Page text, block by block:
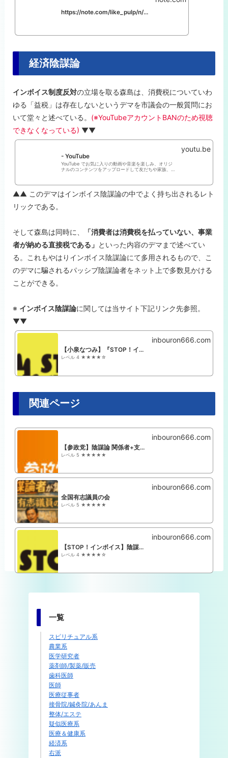
https://note.com/like_pulp/n/n263687f8dab7
経済陰謀論
インボイス制度反対の立場を取る森島は、消費税についていわ
ゆる「益税」は存在しないというデマを市議会の一般質問にお
いて堂々と述べている。 (※YouTubeアカウントBANのため視聴
できなくなっている) ▼▼
- YouTube
YouTube でお気に入りの動画や音楽を楽しみ、オリジ
ナルのコンテンツをアップロードして友だちや家族、世
youtu.be
▲▲ このデマはインボイス陰謀論の中でよく持ち出されるレト
リックである。
そして森島は同時に、
「消費者は消費税を払っていない、事業
者が納める直接税である」 といった内容のデマまで述べてい
る。これもやはりインボイス陰謀論にて多用されるもので、こ
のデマに騙されるパッシブ陰謀論者をネット上で多数見かける
ことができる。
※ インボイス陰謀論に関しては当サイト下記リンク先参照。
▼▼
【小泉なつみ】『STOP！インボイス』経済陰謀論
レベル 4 ★★★★☆
inbouron666.com
関連ページ
【参政党】陰謀論 関係者+支持者まとめ
レベル 5 ★★★★★
inbouron666.com
全国有志議員の会
レベル 5 ★★★★★
inbouron666.com
【STOP！インボイス】陰謀論 関係者まとめ
レベル 4 ★★★★☆
inbouron666.com
一覧
スピリチュアル系
農業系
医学研究者
薬剤師/製薬/販売
歯科医師
医師
医療従事者
接骨院/鍼灸院/あんま
整体/エステ
疑似医療系
医療＆健康系
経済系
右派